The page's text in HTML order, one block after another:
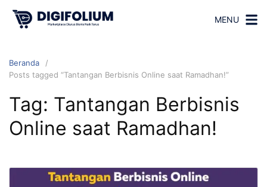
MENU
Beranda
Posts tagged “Tantangan Berbisnis Online saat Ramadhan!”
Tag: Tantangan Berbisnis
Online saat Ramadhan!